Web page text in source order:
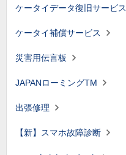
ケータイデータ復旧サービス
ケータイ補償サービス
災害用伝言板
JAPANローミングTM
出張修理
【新】スマホ故障診断